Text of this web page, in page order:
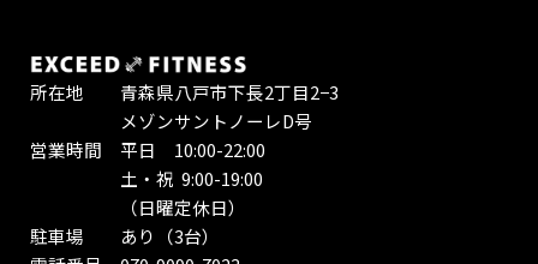
所在地 青森県八戸市下長2丁目2−3
メゾンサントノーレD号
営業時間 平日 10:00-22:00
土・祝 9:00-19:00
（日曜定休日）
駐車場 あり（3台）